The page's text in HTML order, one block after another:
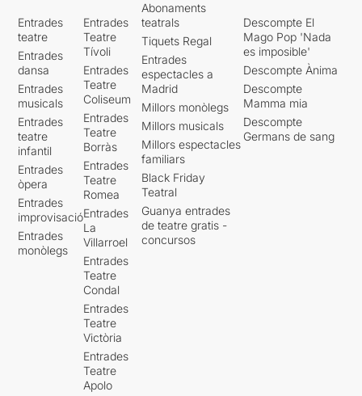
Entrades
teatre
Entrades
dansa
Entrades
musicals
Entrades
teatre
infantil
Entrades
òpera
Entrades
improvisació
Entrades
monòlegs
Entrades
Teatre
Tívoli
Entrades
Teatre
Coliseum
Entrades
Teatre
Borràs
Entrades
Teatre
Romea
Entrades
La
Villarroel
Entrades
Teatre
Condal
Entrades
Teatre
Victòria
Entrades
Teatre
Apolo
Abonaments
teatrals
Tiquets Regal
Entrades
espectacles a
Madrid
Millors monòlegs
Millors musicals
Millors espectacles
familiars
Black Friday
Teatral
Guanya entrades
de teatre gratis -
concursos
Descompte El
Mago Pop 'Nada
es imposible'
Descompte Ànima
Descompte
Mamma mia
Descompte
Germans de sang